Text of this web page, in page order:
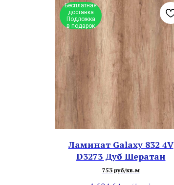
Бесплатная
доставка
Подложка
в подарок
Ламинат Galaxy 832 4V
D3273 Дуб Шератан
753 руб/кв.м